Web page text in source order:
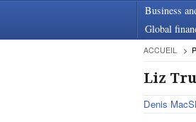
Business
Global
ACCUEIL
Liz
Denis